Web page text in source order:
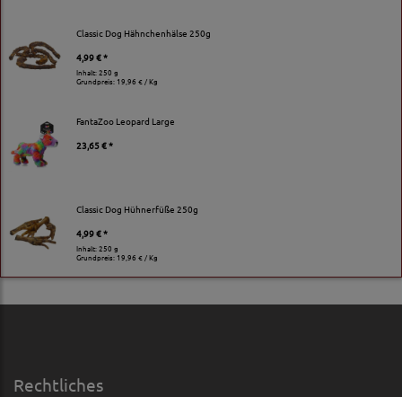
Classic Dog Hähnchenhälse 250g
4,99 € *
Inhalt: 250 g
Grundpreis:19,96 € / Kg
FantaZoo Leopard Large
23,65 € *
Classic Dog Hühnerfüße 250g
4,99 € *
Inhalt: 250 g
Grundpreis:19,96 € / Kg
Rechtliches